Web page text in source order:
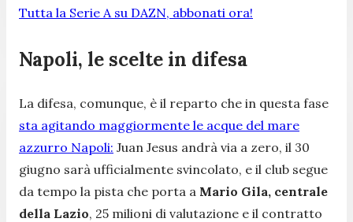
Tutta la Serie A su DAZN, abbonati ora!
Napoli, le scelte in difesa
La difesa, comunque, è il reparto che in questa fase
sta agitando maggiormente le acque del mare
azzurro Napoli: Juan Jesus andrà via a zero, il 30
giugno sarà ufficialmente svincolato, e il club segue
da tempo la pista che porta a Mario Gila, centrale
della Lazio, 25 milioni di valutazione e il contratto